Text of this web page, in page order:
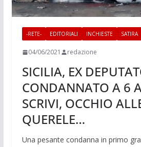
-RETE- EDITORIALI INCHIESTE SATIRA
04/06/2021 redazione
SICILIA, EX
CONDANNATO A 6
SCRIVI, OCCHIO
QUERELE…
Una pesante condanna in primo